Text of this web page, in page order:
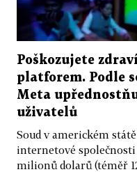
Poškozujete
platforem. Podle
Meta
uživatelů
Soud v americkém
internetové
milionů dolarů (téměř